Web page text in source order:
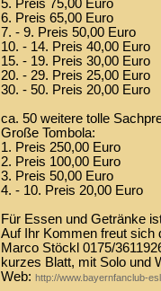
5. Preis 75,00 Euro
6. Preis 65,00 Euro
7. - 9. Preis 50,00 Euro
10. - 14. Preis 40,00 Euro
15. - 19. Preis 30,00 Euro
20. - 29. Preis 25,00 Euro
30. - 50. Preis 20,00 Euro
ca. 50 weitere tolle
Große Tombola:
1. Preis 250,00 Euro
2. Preis 100,00 Euro
3. Preis 50,00 Euro
4. - 10. Preis 20,00 Euro
Für Essen und Getränke
Auf Ihr Kommen freut sich
Marco Stöckl 0175/
kurzes Blatt, mit Solo und
Web: http://www.bayernfanclub-